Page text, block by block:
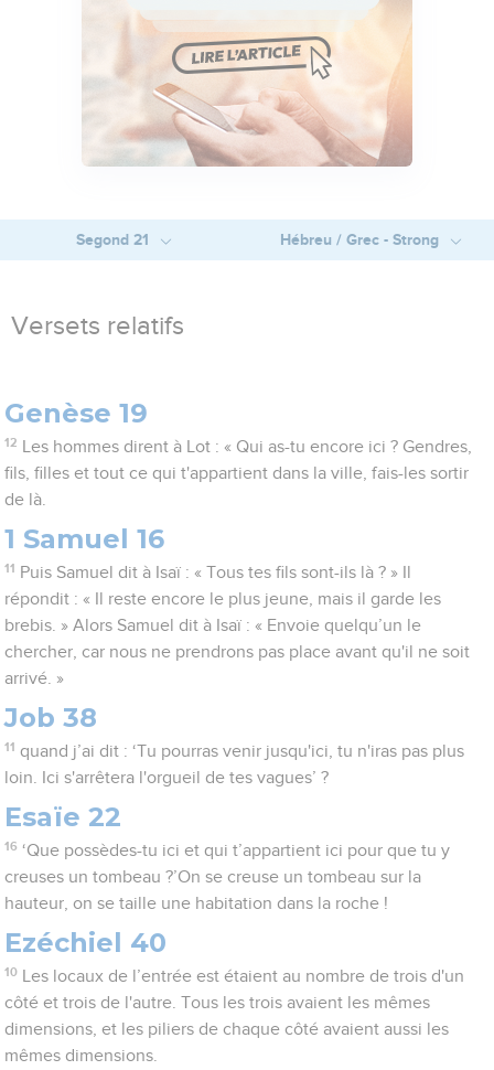
Segond 21 Hébreu / Grec - Strong
Versets relatifs
Genèse 19
12
Les hommes dirent à Lot : « Qui as-tu encore ici ? Gendres,
fils, filles et tout ce qui t'appartient dans la ville, fais-les sortir
de là.
1 Samuel 16
11 Puis Samuel dit à Isaï : « Tous tes fils sont-ils là ? » Il
répondit : « Il reste encore le plus jeune, mais il garde les
brebis. » Alors Samuel dit à Isaï : « Envoie quelqu’un le
chercher, car nous ne prendrons pas place avant qu'il ne soit
arrivé. »
Job 38
11 quand j’ai dit : ‘Tu pourras venir jusqu'ici, tu n'iras pas plus
loin. Ici s'arrêtera l'orgueil de tes vagues’ ?
Esaïe 22
16 ‘Que possèdes-tu ici et qui t’appartient ici pour que tu y
creuses un tombeau ?’On se creuse un tombeau sur la
hauteur, on se taille une habitation dans la roche !
Ezéchiel 40
10
Les locaux de l’entrée est étaient au nombre de trois d'un
côté et trois de l'autre. Tous les trois avaient les mêmes
dimensions, et les piliers de chaque côté avaient aussi les
mêmes dimensions.